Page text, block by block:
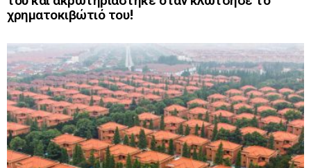
χρηματοκιβώτιό του!